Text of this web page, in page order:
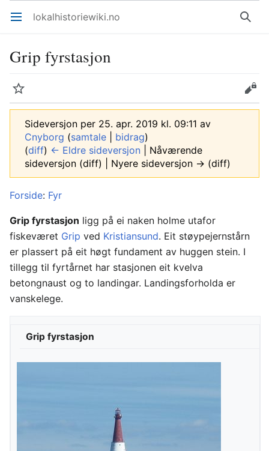
Åpne hovedmenyen lokalhistoriewiki.no Søk
Grip fyrstasjon
Overvåk Rediger
Sideversjon per 25. apr. 2019 kl. 09:11 av
Cnyborg (samtale bidrag)
(diff) ← Eldre sideversjon | Nåværende
sideversjon (diff) | Nyere sideversjon → (diff)
Forside: Fyr
Grip fyrstasjon ligg på ei naken holme utafor
fiskeværet Grip ved Kristiansund. Eit støypejernstårn
er plassert på eit høgt fundament av huggen stein. I
tillegg til fyrtårnet har stasjonen eit kvelva
betongnaust og to landingar. Landingsforholda er
vanskelege.
Grip fyrstasjon